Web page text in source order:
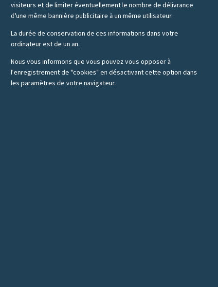
visiteurs et de limiter éventuellement le nombre de délivrance
d'une même bannière publicitaire à un même utilisateur.
La durée de conservation de ces informations dans votre
ordinateur est de un an.
Nous vous informons que vous pouvez vous opposer à
l'enregistrement de "cookies" en désactivant cette option dans
les paramètres de votre navigateur.